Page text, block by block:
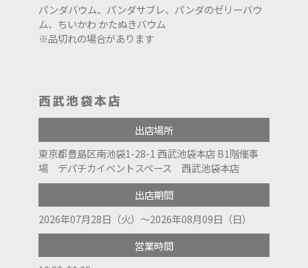
パンダバウム、パンダサブレ、パンダのゼリーバウ
ム、ちいかわ かたぬきバウム
※品切れの場合があります
西武池袋本店
出店場所
東京都豊島区南池袋1-28-1 西武池袋本店 B1階催事
場 デパチカイベントスペース 西武池袋本店
出店期間
2026年07月28日（火）～2026年08月09日（日）
営業時間